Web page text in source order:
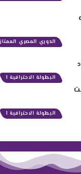
الدوري المصري الممتاز
البطولة الاحترافية 1
البطولة الاحترافية 1